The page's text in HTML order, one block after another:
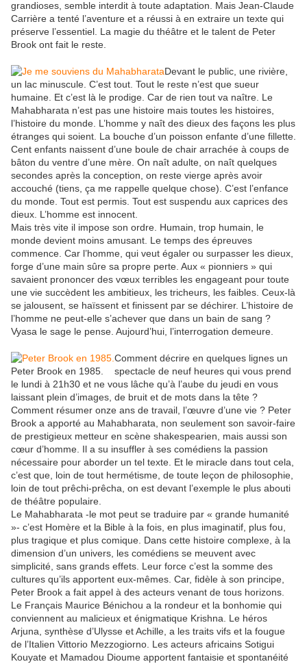
grandioses, semble interdit à toute adaptation. Mais Jean-Claude
Carrière a tenté l’aventure et a réussi à en extraire un texte qui
préserve l’essentiel. La magie du théâtre et le talent de Peter
Brook ont fait le reste.
Devant le public, une rivière,
un lac minuscule. C’est tout. Tout le reste n’est que sueur
humaine. Et c’est là le prodige. Car de rien tout va naître. Le
Mahabharata n’est pas une histoire mais toutes les histoires,
l’histoire du monde. L’homme y naît des dieux des façons les plus
étranges qui soient. La bouche d’un poisson enfante d’une fillette.
Cent enfants naissent d’une boule de chair arrachée à coups de
bâton du ventre d’une mère. On naît adulte, on naît quelques
secondes après la conception, on reste vierge après avoir
accouché (tiens, ça me rappelle quelque chose). C’est l’enfance
du monde. Tout est permis. Tout est suspendu aux caprices des
dieux. L’homme est innocent.
Mais très vite il impose son ordre. Humain, trop humain, le
monde devient moins amusant. Le temps des épreuves
commence. Car l’homme, qui veut égaler ou surpasser les dieux,
forge d’une main sûre sa propre perte. Aux « pionniers » qui
savaient prononcer des vœux terribles les engageant pour toute
une vie succèdent les ambitieux, les tricheurs, les faibles. Ceux-là
se jalousent, se haïssent et finissent par se déchirer. L’histoire de
l’homme ne peut-elle s’achever que dans un bain de sang ?
Vyasa le sage le pense. Aujourd’hui, l’interrogation demeure.
Peter Brook en 1985.
Comment décrire en quelques lignes un
spectacle de neuf heures qui vous prend
le lundi à 21h30 et ne vous lâche qu’à l’aube du jeudi en vous
laissant plein d’images, de bruit et de mots dans la tête ?
Comment résumer onze ans de travail, l’œuvre d’une vie ? Peter
Brook a apporté au Mahabharata, non seulement son savoir-faire
de prestigieux metteur en scène shakespearien, mais aussi son
cœur d’homme. Il a su insuffler à ses comédiens la passion
nécessaire pour aborder un tel texte. Et le miracle dans tout cela,
c’est que, loin de tout hermétisme, de toute leçon de philosophie,
loin de tout prêchi-prêcha, on est devant l’exemple le plus abouti
de théâtre populaire.
Le Mahabharata -le mot peut se traduire par « grande humanité
»- c’est Homère et la Bible à la fois, en plus imaginatif, plus fou,
plus tragique et plus comique. Dans cette histoire complexe, à la
dimension d’un univers, les comédiens se meuvent avec
simplicité, sans grands effets. Leur force c’est la somme des
cultures qu’ils apportent eux-mêmes. Car, fidèle à son principe,
Peter Brook a fait appel à des acteurs venant de tous horizons.
Le Français Maurice Bénichou a la rondeur et la bonhomie qui
conviennent au malicieux et énigmatique Krishna. Le héros
Arjuna, synthèse d’Ulysse et Achille, a les traits vifs et la fougue
de l’Italien Vittorio Mezzogiorno. Les acteurs africains Sotigui
Kouyate et Mamadou Dioume apportent fantaisie et spontanéité